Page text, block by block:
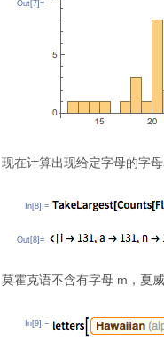
Out[7]=
现在计算出现给定字母的字
In[8]:=
Out[8]=
莫霍克语不含有字母 m，夏
In[9]:=